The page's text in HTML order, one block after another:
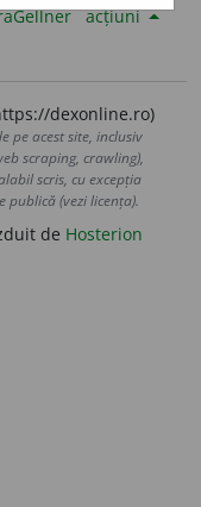
acțiuni
dexonline.ro)
pe acest site, inclusiv
scraping, crawling),
scris, cu excepția
(vezi licența).
de Hosterion